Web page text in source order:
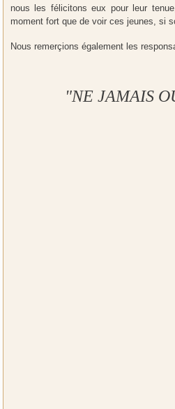
nous les félicitons eux pour leur
moment fort que de voir ces jeunes, si
Nous remerçions également les
"NE JAMAIS